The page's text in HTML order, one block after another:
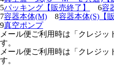
5パッキング【販売終了】 6容
7容器本体(M) 8容器本体(S)【
9真空ポンプ
メール便ご利用時は「クレジッ
す。
メール便ご利用時は「クレジッ
す。